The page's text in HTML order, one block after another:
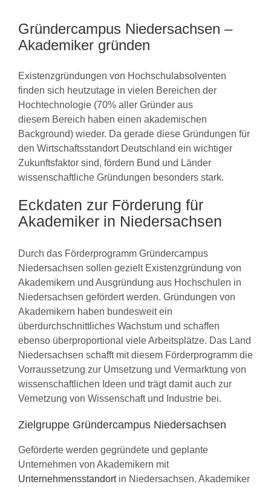
Gründercampus Niedersachsen –
Akademiker gründen
Existenzgründungen von Hochschulabsolventen
finden sich heutzutage in vielen Bereichen der
Hochtechnologie (70% aller Gründer aus
diesem Bereich haben einen akademischen
Background) wieder. Da gerade diese Gründungen für
den Wirtschaftsstandort Deutschland ein wichtiger
Zukunftsfaktor sind, fördern Bund und Länder
wissenschaftliche Gründungen besonders stark.
Eckdaten zur Förderung für
Akademiker in Niedersachsen
Durch das Förderprogramm Gründercampus
Niedersachsen sollen gezielt Existenzgründung von
Akademikern und Ausgründung aus Hochschulen in
Niedersachsen gefördert werden. Gründungen von
Akademikern haben bundesweit ein
überdurchschnittliches Wachstum und schaffen
ebenso überproportional viele Arbeitsplätze. Das Land
Niedersachsen schafft mit diesem Förderprogramm die
Vorraussetzung zur Umsetzung und Vermarktung von
wissenschaftlichen Ideen und trägt damit auch zur
Vernetzung von Wissenschaft und Industrie bei.
Zielgruppe Gründercampus Niedersachsen
Geförderte werden gegründete und geplante
Unternehmen von Akademikern mit
Unternehmensstandortin Niedersachsen. Akademiker